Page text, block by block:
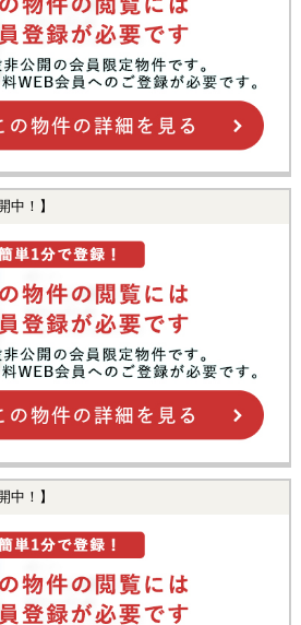
中！】
中！】